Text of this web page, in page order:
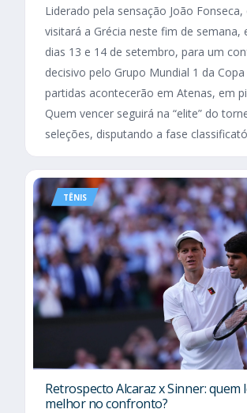
Liderado pela sensação João Fonseca,
visitará a Grécia neste fim de semana,
dias 13 e 14 de setembro, para um
decisivo pelo Grupo Mundial 1 da Copa
partidas acontecerão em Atenas, em
Quem vencer seguirá na “elite” do
seleções, disputando a fase
TÊNIS
Retrospecto Alcaraz x Sinner: quem
melhor no confronto?